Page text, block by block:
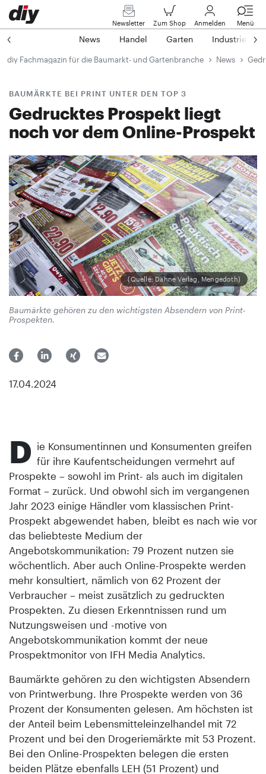
Newsletter Zum Shop Anmelden Menü
News Handel Garten Industrie
diy Fachmagazin für die Baumarkt- und Gartenbranche News
BAUMÄRKTE BEI PRINT UNTER DEN TOP 3
Gedrucktes Prospekt liegt
noch vor dem Online-Prospekt
(Quelle: Dähne Verlag, Mengedoth)
Baumärkte gehören zu den wichtigsten Absendern von Print-
Prospekten.
17.04.2024
D ie Konsumentinnen und Konsumenten greifen
für ihre Kaufentscheidungen vermehrt auf
Prospekte – sowohl im Print- als auch im digitalen
Format – zurück. Und obwohl sich im vergangenen
Jahr 2023 einige Händler vom klassischen Print-
Prospekt abgewendet haben, bleibt es nach wie vor
das beliebteste Medium der
Angebotskommunikation: 79 Prozent nutzen sie
wöchentlich. Aber auch Online-Prospekte werden
mehr konsultiert, nämlich von 62 Prozent der
Verbraucher – meist zusätzlich zu gedruckten
Prospekten. Zu diesen Erkenntnissen rund um
Nutzungsweisen und -motive von
Angebotskommunikation kommt der neue
Prospektmonitor von IFH Media Analytics.
Baumärkte gehören zu den wichtigsten Absendern
von Printwerbung. Ihre Prospekte werden von 36
Prozent der Konsumenten gelesen. Am höchsten ist
der Anteil beim Lebensmitteleinzelhandel mit 72
Prozent und bei den Drogeriemärkte mit 53 Prozent.
Bei den Online-Prospekten belegen die ersten
beiden Plätze ebenfalls LEH (51 Prozent) und